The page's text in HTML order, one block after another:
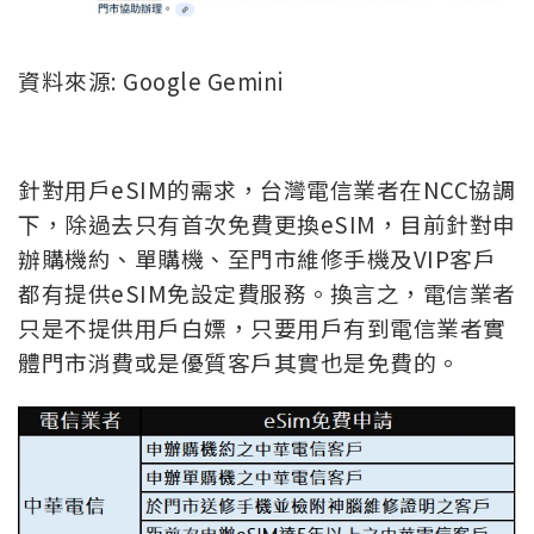
資料來源: Google Gemini
針對用戶eSIM的需求，台灣電信業者在NCC協調
下，除過去只有首次免費更換eSIM，目前針對申
辦購機約、單購機、至門市維修手機及VIP客戶
都有提供eSIM免設定費服務。換言之，電信業者
只是不提供用戶白嫖，只要用戶有到電信業者實
體門市消費或是優質客戶其實也是免費的。